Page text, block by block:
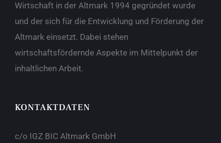
Wirtschaft in der Altmark 1994 gegründet wurde
und der sich für die Entwicklung und Förderung der
Altmark einsetzt. Dabei stehen
wirtschaftsfördernde Aspekte im Mittelpunkt der
inhaltlichen Arbeit.
KONTAKTDATEN
c/o IGZ BIC Altmark GmbH